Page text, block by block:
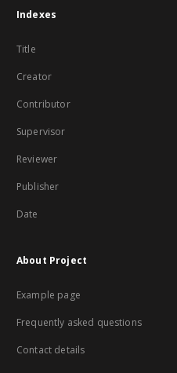
Indexes
Title
Creator
Contributor
Supervisor
Reviewer
Publisher
Date
About Project
Example page
Frequently asked questions
Contact details